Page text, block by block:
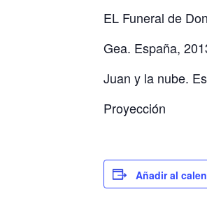
EL Funeral de
Gea. España,
Juan y la nube.
Proyección
Añadir al